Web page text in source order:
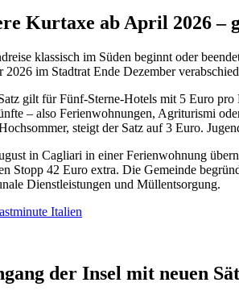
Kurtaxe ab April 2026 –
klassisch im Süden beginnt oder
2026 im Stadtrat Ende Dezember
gilt für Fünf-Sterne-Hotels mit 5 Euro
– also Ferienwohnungen, Agriturismi
steigt der Satz auf 3 Euro.
in Cagliari in einer Ferienwohnung
Stopp 42 Euro extra. Die Gemeinde
Dienstleistungen und Müllentsorgung.
Italien
der Insel mit neuen